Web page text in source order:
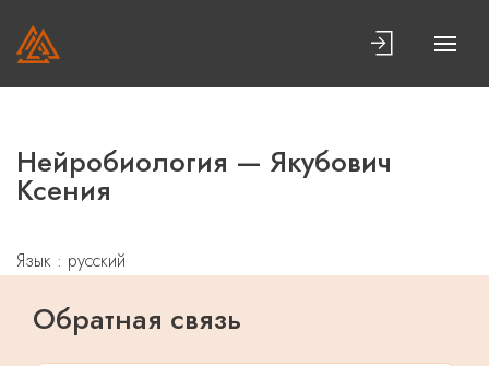
Нейробиология — Якубович
Ксения
Язык : русский
Обратная связь